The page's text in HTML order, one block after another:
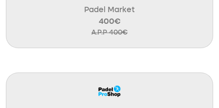
Padel Market
400€
A.P.P 400€